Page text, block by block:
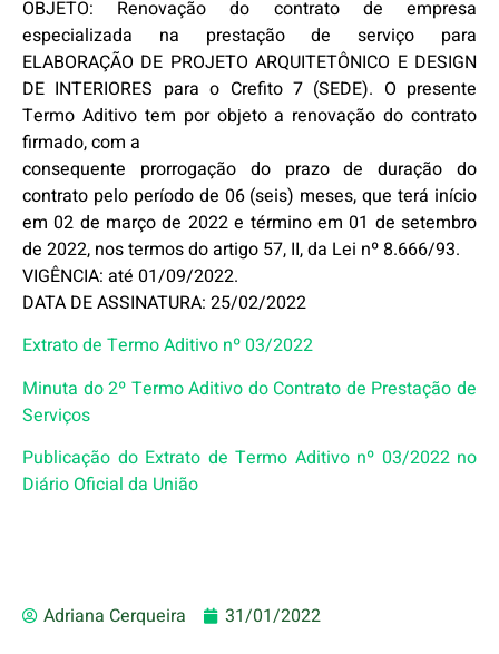
OBJETO: Renovação do contrato de empresa
especializada na prestação de serviço para
ELABORAÇÃO DE PROJETO ARQUITETÔNICO E DESIGN
DE INTERIORES para o Crefito 7 (SEDE). O presente
Termo Aditivo tem por objeto a renovação do contrato
firmado, com a
consequente prorrogação do prazo de duração do
contrato pelo período de 06 (seis) meses, que terá início
em 02 de março de 2022 e término em 01 de setembro
de 2022, nos termos do artigo 57, II, da Lei nº 8.666/93.
VIGÊNCIA: até 01/09/2022.
DATA DE ASSINATURA: 25/02/2022
Extrato de Termo Aditivo nº 03/2022
Minuta do 2º Termo Aditivo do Contrato de Prestação de
Serviços
Publicação do Extrato de Termo Aditivo nº 03/2022 no
Diário Oficial da União
Adriana Cerqueira 31/01/2022